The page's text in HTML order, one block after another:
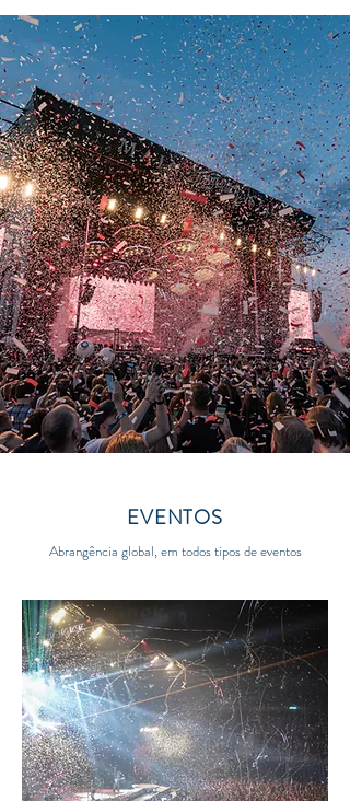
EVENTOS
Abrangência global, em todos tipos de eventos